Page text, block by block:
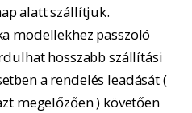
alatt szállítjuk.
modellekhez passzoló
hosszabb szállítási
a rendelés leadását (
megelőzően ) követően